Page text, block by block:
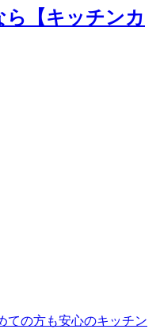
ら【キッチンカ
ての方も安心のキッチン